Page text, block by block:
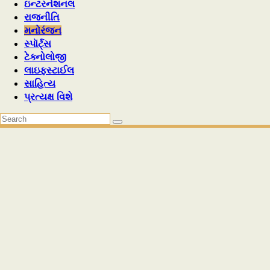
ઇન્ટરનેશનલ
રાજનીતિ
મનોરંજન
સ્પૉર્ટ્સ
ટેક્નોલોજી
લાઇફસ્ટાઈલ
સાહિત્ય
પ્રત્યક્ષ વિશે